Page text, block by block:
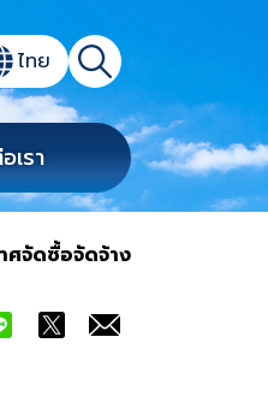
ว็บไซต์
เปลี่ยนภาษา
ไทย ค้นหา
าข้อมูลหลักของเว็บไซต์
เรา
ศจัดซื้อจัดจ้าง